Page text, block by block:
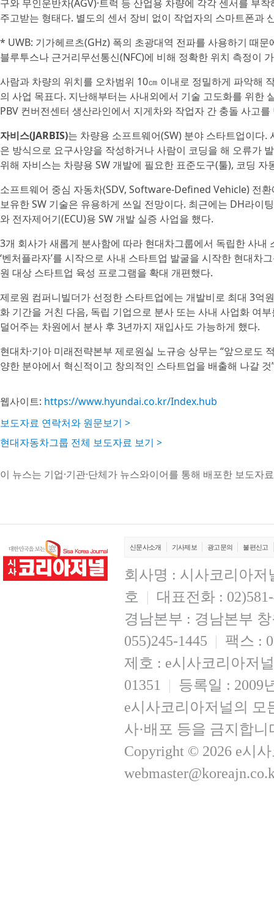
구와 무인운반차(AGV)·트럭 등 산업용 차량에 각각 센서를 부
주고받는 형태다. 별도의 센서 장비 없이 작업자의 스마트폰과
* UWB: 기가헤르츠(GHz) 폭의 초광대역 전파를 사용하기 때
블루투스나 근거리무선통신(NFC)에 비해 정확한 위치 측정이
사람과 차량의 위치를 오차범위 10㎝ 이내로 정밀하게 파악해
의 사업 목표다. 지난해부터는 사내외에서 기술 고도화를 위한
PBV 컨버전센터 생산라인에서 지게차와 작업자 간 충돌 사고
자비스(JARBIS)는 차량용 소프트웨어(SW) 분야 스타트업이다
은 방식으로 요구사양을 작성하거나 사람이 코딩을 해 오류가
위해 자비스는 차량용 SW 개발에 필요한 표준도구(툴), 코딩 자
소프트웨어 중심 자동차(SDV, Software-Defined Vehicle) 전
보유한 SW 기술은 유용하게 쓰일 전망이다. 최근에는 DH라이
와 전자제어기(ECU)용 SW 개발 실증 사업을 했다.
3개 회사가 새롭게 분사함에 따라 현대차그룹에서 독립한 사
‘벤처플라자’를 시작으로 사내 스타트업 발굴을 시작한 현대차
원 대상 스타트업 육성 프로그램을 확대 개편했다.
제로원 컴퍼니빌더가 선정한 스타트업에는 개발비로 최대 3억
화 기간을 거친 다음, 독립 기업으로 분사 또는 사내 사업화 여
덜어주는 차원에서 분사 후 3년까지 재입사도 가능하게 했다.
현대차·기아 미래전략본부 제로원실 노규승 상무는 “앞으로도
양한 분야에서 혁신적이고 창의적인 스타트업을 배출해 나갈
웹사이트: https://www.hyundai.co.kr/Index.hub
보도자료 연락처와 원문보기 >
현대자동차그룹 전체 보도자료 보기 >
이 뉴스는 기업·기관·단체가 뉴스와이어를 통해 배포한 보도자